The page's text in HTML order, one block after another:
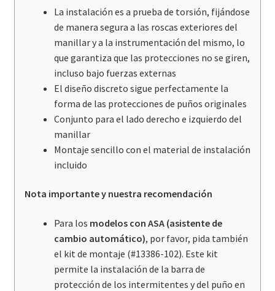
La instalación es a prueba de torsión, fijándose
de manera segura a las roscas exteriores del
manillar y a la instrumentación del mismo, lo
que garantiza que las protecciones no se giren,
incluso bajo fuerzas externas
El diseño discreto sigue perfectamente la
forma de las protecciones de puños originales
Conjunto para el lado derecho e izquierdo del
manillar
Montaje sencillo con el material de instalación
incluido
Nota importante y nuestra recomendación
Para los modelos con ASA (asistente de
cambio automático), por favor, pida también
el kit de montaje (#13386-102). Este kit
permite la instalación de la barra de
protección de los intermitentes y del puño en